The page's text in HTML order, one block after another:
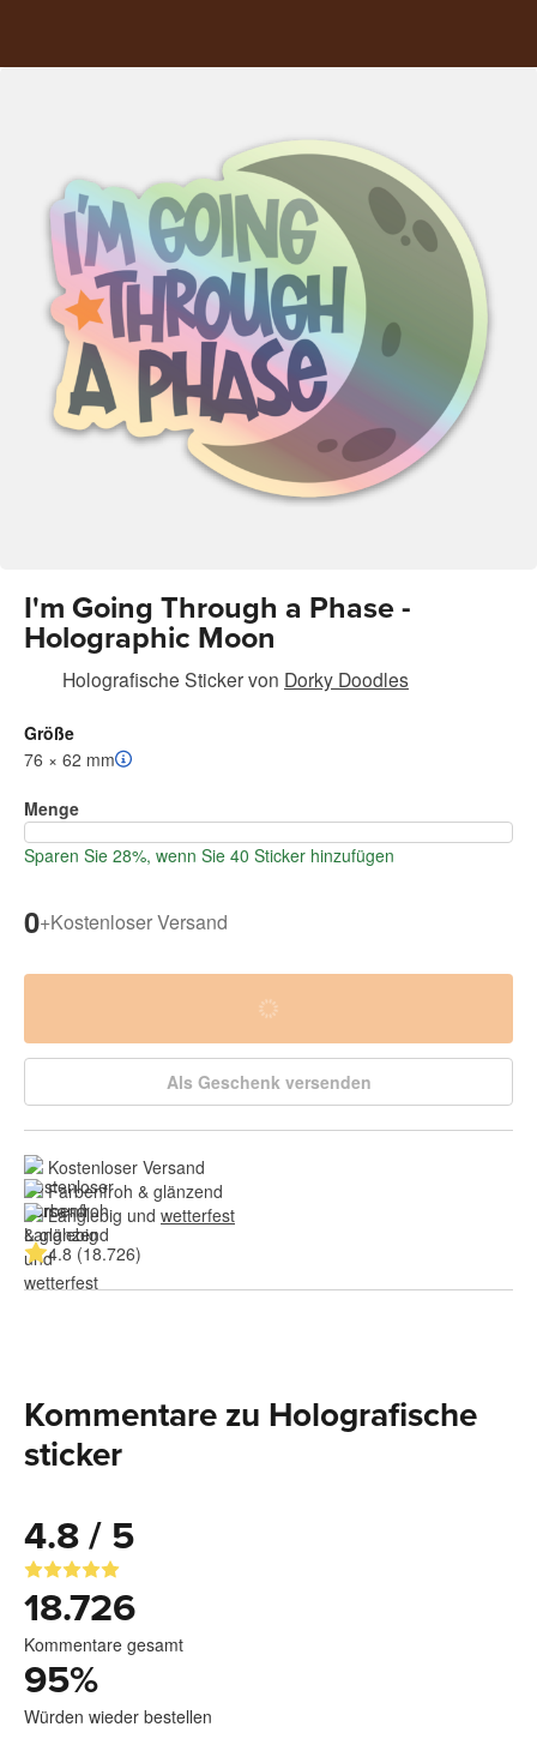
I'm Going Through a Phase -
Holographic Moon
Holografische Stickervon Dorky Doodles
Größe
76 × 62 mm
Menge
Sparen Sie 28%, wenn Sie 40 Sticker hinzufügen
0+Kostenloser Versand
Als Geschenk versenden
Kostenloser Versand
Farbenfroh & glänzend
Langlebig und wetterfest
4.8 (18.726)
Kommentare zu Holografische
sticker
4.8 / 5
18.726
Kommentare gesamt
95%
Würden wieder bestellen